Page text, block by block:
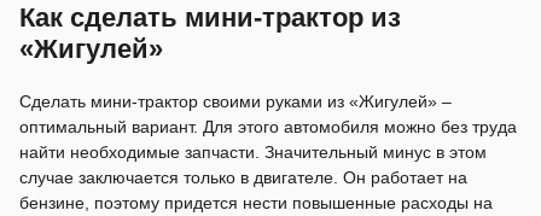
Как сделать мини-трактор из
«Жигулей»
Сделать мини-трактор своими руками из «Жигулей» –
оптимальный вариант. Для этого автомобиля можно без труда
найти необходимые запчасти. Значительный минус в этом
случае заключается только в двигателе. Он работает на
бензине, поэтому придется нести повышенные расходы на